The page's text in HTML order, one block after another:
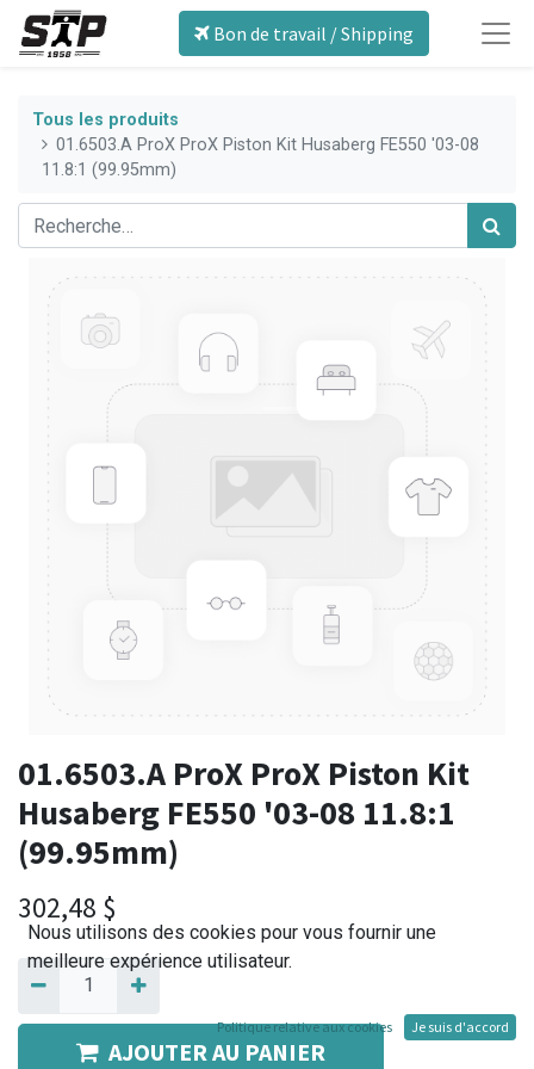
Bon de travail / Shipping
Tous les produits
01.6503.A ProX ProX Piston Kit Husaberg FE550 '03-08
11.8:1 (99.95mm)
01.6503.A ProX ProX Piston Kit
Husaberg FE550 '03-08 11.8:1
(99.95mm)
302,48 $
AJOUTER AU PANIER
Nous utilisons des cookies pour vous fournir une
meilleure expérience utilisateur.
Politique relative aux cookies Je suis d'accord